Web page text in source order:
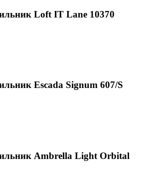
Loft IT Lane 10370
Escada Signum 607/S
Ambrella Light Orbital